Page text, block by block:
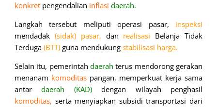
konkret pengendalian inflasi daerah.
Langkah tersebut meliputi operasi pasar, inspeksi
mendadak (sidak) pasar, dan realisasi Belanja Tidak
Terduga (BTT) guna mendukung stabilisasi harga.
Selain itu, pemerintah daerah terus mendorong gerakan
menanam komoditas pangan, memperkuat kerja sama
antardaerah (KAD)dengan wilayah penghasil
komoditas, serta menyiapkan subsidi transportasi dari